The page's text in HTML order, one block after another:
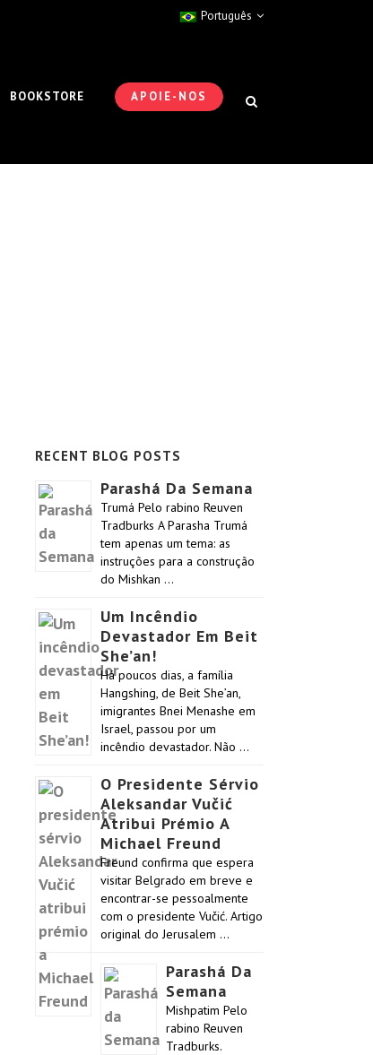
Português
APOIE-NOS
BOOKSTORE
RECENT BLOG POSTS
Parashá Da Semana
Trumá Pelo rabino Reuven
Tradburks A Parasha Trumá
tem apenas um tema: as
instruções para a construção
do Mishkan …
Um Incêndio
Devastador Em Beit
She’an!
Há poucos dias, a família
Hangshing, de Beit She’an,
imigrantes Bnei Menashe em
Israel, passou por um
incêndio devastador. Não …
O Presidente Sérvio
Aleksandar Vučić
Atribui Prémio A
Michael Freund
Freund confirma que espera
visitar Belgrado em breve e
encontrar-se pessoalmente
com o presidente Vučić. Artigo
original do Jerusalem …
Parashá Da
Semana
Mishpatim Pelo
rabino Reuven
Tradburks.